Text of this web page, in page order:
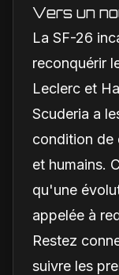
Vers un
La SF-26
reconquérir
Leclerc et
Scuderia a
condition de
et humains.
qu'une
appelée à
Restez
suivre les